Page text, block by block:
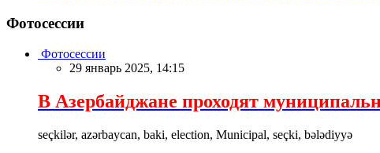
Фотосессии
Фотосессии
29 январь 2025, 14:15
В Азербайджане проходят
seçkilər, azərbaycan, baki, election, Municipal, seçki, bələdiyyə